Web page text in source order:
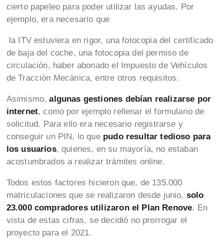
cierto papeleo para poder utilizar las ayudas. Por
ejemplo, era necesario que
la ITV estuviera en rigor, una fotocopia del certificado
de baja del coche, una fotocopia del permiso de
circulación, haber abonado el Impuesto de Vehículos
de Tracción Mecánica, entre otros requisitos.
Asimismo,algunas gestiones debían realizarse por
internet, como por ejemplo rellenar el formulario de
solicitud. Para ello era necesario registrarse y
conseguir un PIN, lo que pudo resultar tedioso para
los usuarios, quienes, en su mayoría, no estaban
acostumbrados a realizar trámites online.
Todos estos factores hicieron que, de 135.000
matriculaciones que se realizaron desde junio, solo
23.000 compradores utilizaron el Plan Renove. En
vista de estas cifras, se decidió no prorrogar el
proyecto para el 2021.